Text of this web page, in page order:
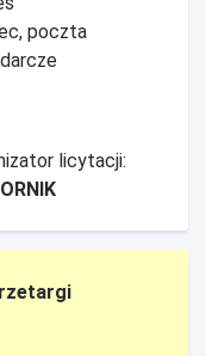
poczta
licytacji: